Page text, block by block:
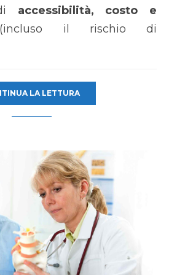
accessibilità, costo e
il rischio di
LA LETTURA